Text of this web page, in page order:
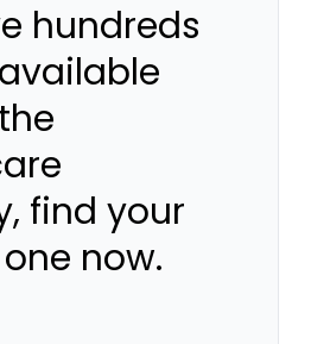
hundreds
find your
now.